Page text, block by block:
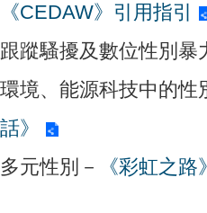
《CEDAW》引用指引
跟蹤騷擾及數位性別暴
環境、能源科技中的性
話》
多元性別－
《彩虹之路》